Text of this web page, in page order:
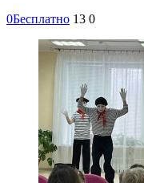
0Бесплатно 13 0